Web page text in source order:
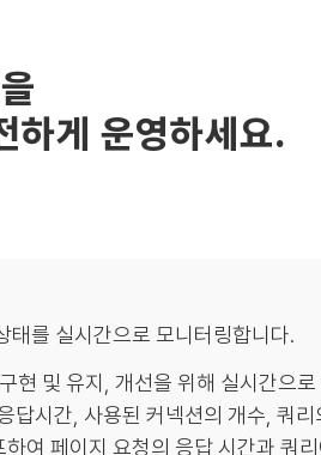
게 운영하세요.
태를 실시간으로 모니터링합니다.
현 및 유지, 개선을 위해 실시간으
시간, 사용된 커넥션의 개수, 쿼리
여 페이지 요청의 응답 시간과 쿼